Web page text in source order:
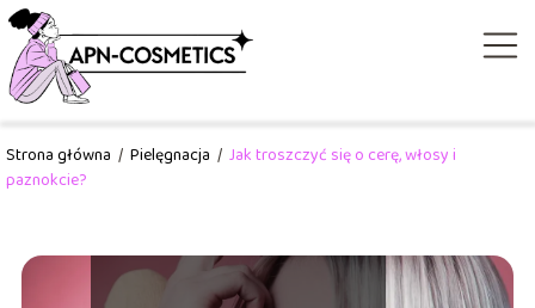
Strona główna / Pielęgnacja / Jak troszczyć się o cerę, włosy i
paznokcie?